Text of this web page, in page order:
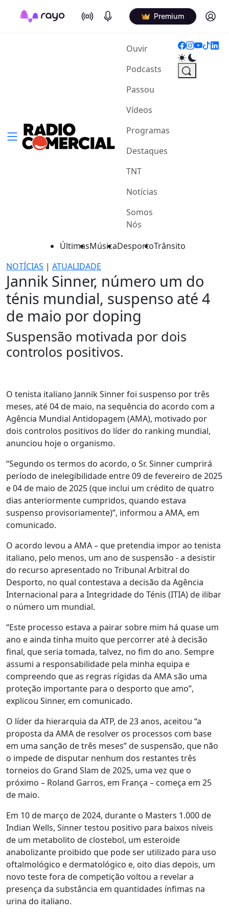
On Air Podcasts Premium Log in
Ouvir(current)
Podcasts
Passou
Vídeos
Programas
Destaques
TNT
Notícias
Somos
Nós
ÚltimasMúsicaDesportoTrânsito
NOTÍCIAS | ATUALIDADE
Jannik Sinner, número um do
ténis mundial, suspenso até 4
de maio por doping
Suspensão motivada por dois
controlos positivos.
O tenista italiano Jannik Sinner foi suspenso por três
meses, até 04 de maio, na sequência do acordo com a
Agência Mundial Antidopagem (AMA), motivado por
dois controlos positivos do líder do ranking mundial,
anunciou hoje o organismo.
“Segundo os termos do acordo, o Sr. Sinner cumprirá
período de inelegibilidade entre 09 de fevereiro de 2025
e 04 de maio de 2025 (que inclui um crédito de quatro
dias anteriormente cumpridos, quando estava
suspenso provisoriamente)”, informou a AMA, em
comunicado.
O acordo levou a AMA – que pretendia impor ao tenista
italiano, pelo menos, um ano de suspensão - a desistir
do recurso apresentado no Tribunal Arbitral do
Desporto, no qual contestava a decisão da Agência
Internacional para a Integridade do Ténis (ITIA) de ilibar
o número um mundial.
“Este processo estava a pairar sobre mim há quase um
ano e ainda tinha muito que percorrer até à decisão
final, que seria tomada, talvez, no fim do ano. Sempre
assumi a responsabilidade pela minha equipa e
compreendo que as regras rígidas da AMA são uma
proteção importante para o desporto que amo”,
explicou Sinner, em comunicado.
O líder da hierarquia da ATP, de 23 anos, aceitou “a
proposta da AMA de resolver os processos com base
em uma sanção de três meses” de suspensão, que não
o impede de disputar nenhum dos restantes três
torneios do Grand Slam de 2025, uma vez que o
próximo – Roland Garros, em França – começa em 25
de maio.
Em 10 de março de 2024, durante o Masters 1.000 de
Indian Wells, Sinner testou positivo para baixos níveis
de um metabolito de clostebol, um esteroide
anabolizante proibido que pode ser utilizado para uso
oftalmológico e dermatológico e, oito dias depois, um
novo teste fora de competição voltou a revelar a
presença da substância em quantidades ínfimas na
urina do italiano.